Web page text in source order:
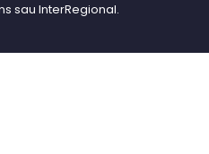
sau InterRegional.